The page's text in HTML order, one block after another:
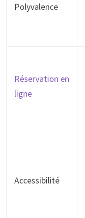
Polyvalence
Réservation en
ligne
Accessibilité